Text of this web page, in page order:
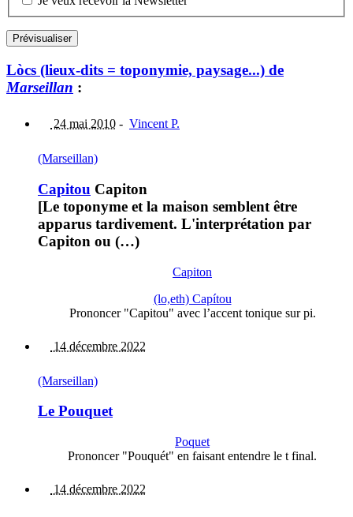
Lòcs (lieux-dits = toponymie, paysage...) de
Marseillan :
24 mai 2010 - Vincent P.
(Marseillan)
Capitou Capiton
[Le toponyme et la maison semblent être
apparus tardivement. L'interprétation par
Capiton ou (…)
Capiton
(lo,eth) Capítou
Prononcer "Capitou" avec l’accent tonique sur pi.
14 décembre 2022
(Marseillan)
Le Pouquet
Poquet
Prononcer "Pouquét" en faisant entendre le t final.
14 décembre 2022